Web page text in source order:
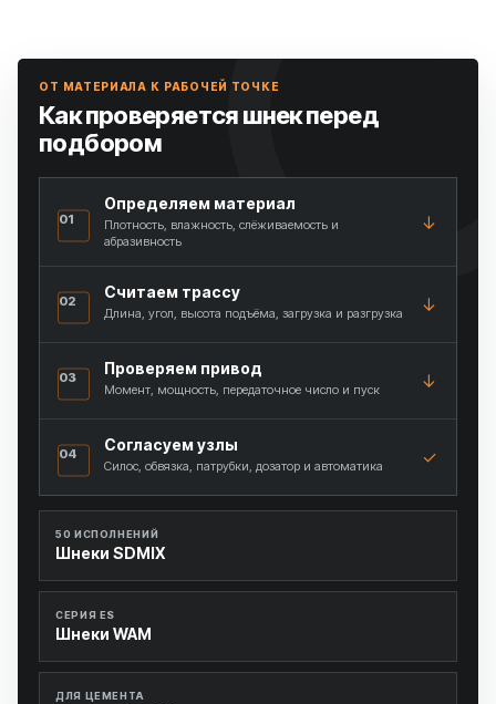
ОТ МАТЕРИАЛА К РАБОЧЕЙ ТОЧКЕ
Как проверяется шнек перед
подбором
01
Определяем материал
Плотность, влажность, слёживаемость и
абразивность
02 Считаем трассу
Длина, угол, высота подъёма, загрузка и разгрузка
03 Проверяем привод
Момент, мощность, передаточное число и пуск
04 Согласуем узлы
Силос, обвязка, патрубки, дозатор и автоматика
50 ИСПОЛНЕНИЙ
Шнеки SDMIX
СЕРИЯ ES
Шнеки WAM
ДЛЯ ЦЕМЕНТА